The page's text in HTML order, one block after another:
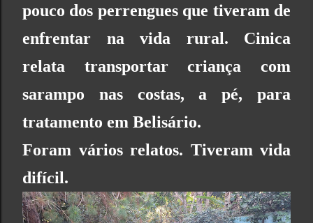
pouco dos perrengues que tiveram de
enfrentar na vida rural. Cinica
relata transportar criança com
sarampo nas costas, a pé, para
tratamento em Belisário.
Foram vários relatos. Tiveram vida
difícil.